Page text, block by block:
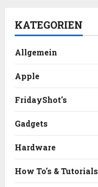
KATEGORIEN
Allgemein
Apple
FridayShot's
Gadgets
Hardware
How To's & Tutorials